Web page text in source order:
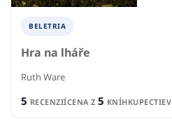
BELETRIA
Hra na lháře
Ruth Ware
5 RECENZIÍCENA Z 5 KNÍHKUPECTIEV